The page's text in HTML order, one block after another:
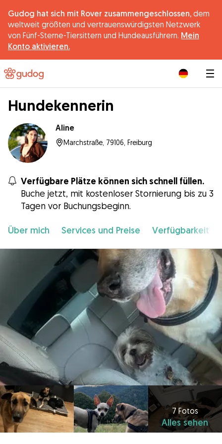
Gudog hat sich mit Rover zusammengeschlossen, dem
weltweit größten und vertrauenswürdigsten Netzwerk
von Fünf-Sterne-Tiersittern und Hundeausführern. Mein
Konto aktivieren.
Hundekennerin
Aline
Marchstraße, 79106, Freiburg
Verfügbare Plätze können sich schnell füllen.
Buche jetzt, mit kostenloser Stornierung bis zu 3
Tagen vor Buchungsbeginn.
Über mich Services und Preise Verfügbarkeit
7 Fotos
Alles sehen